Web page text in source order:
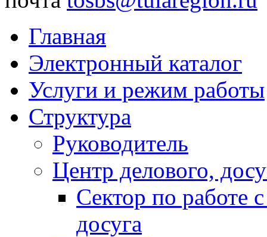
Главная
Электронный каталог
Услуги и режим работы
Структура
Руководитель
Центр делового,
Сектор по работе
досуга